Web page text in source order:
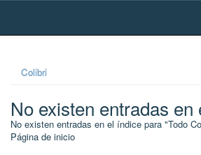
Skip
Colibri
No existen entradas en
No existen entradas en el índice para "Todo
Página de inicio